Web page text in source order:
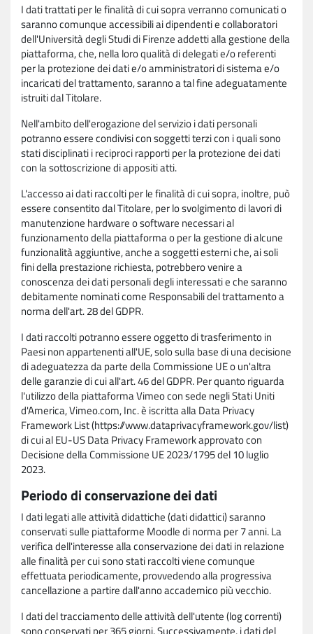
I dati trattati per le finalità di cui sopra verranno comunicati o
saranno comunque accessibili ai dipendenti e collaboratori
dell'Università degli Studi di Firenze addetti alla gestione della
piattaforma, che, nella loro qualità di delegati e/o referenti
per la protezione dei dati e/o amministratori di sistema e/o
incaricati del trattamento, saranno a tal fine adeguatamente
istruiti dal Titolare.
Nell'ambito dell'erogazione del servizio i dati personali
potranno essere condivisi con soggetti terzi con i quali sono
stati disciplinati i reciproci rapporti per la protezione dei dati
con la sottoscrizione di appositi atti.
L'accesso ai dati raccolti per le finalità di cui sopra, inoltre, può
essere consentito dal Titolare, per lo svolgimento di lavori di
manutenzione hardware o software necessari al
funzionamento della piattaforma o per la gestione di alcune
funzionalità aggiuntive, anche a soggetti esterni che, ai soli
fini della prestazione richiesta, potrebbero venire a
conoscenza dei dati personali degli interessati e che saranno
debitamente nominati come Responsabili del trattamento a
norma dell'art. 28 del GDPR.
I dati raccolti potranno essere oggetto di trasferimento in
Paesi non appartenenti all'UE, solo sulla base di una decisione
di adeguatezza da parte della Commissione UE o un'altra
delle garanzie di cui all'art. 46 del GDPR. Per quanto riguarda
l'utilizzo della piattaforma Vimeo con sede negli Stati Uniti
d'America, Vimeo.com, Inc. è iscritta alla Data Privacy
Framework List (https://www.dataprivacyframework.gov/list)
di cui al EU-US Data Privacy Framework approvato con
Decisione della Commissione UE 2023/1795 del 10 luglio
2023.
Periodo di conservazione dei dati
I dati legati alle attività didattiche (dati didattici) saranno
conservati sulle piattaforme Moodle di norma per 7 anni. La
verifica dell'interesse alla conservazione dei dati in relazione
alle finalità per cui sono stati raccolti viene comunque
effettuata periodicamente, provvedendo alla progressiva
cancellazione a partire dall'anno accademico più vecchio.
I dati del tracciamento delle attività dell'utente (log correnti)
sono conservati per 365 giorni. Successivamente, i dati del